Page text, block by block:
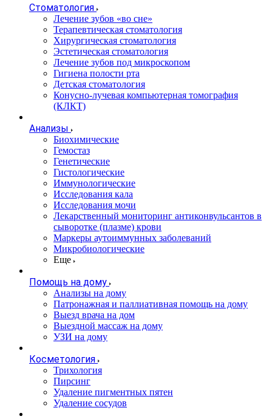
Стоматология
Лечение зубов «во сне»
Терапевтическая стоматология
Хирургическая стоматология
Эстетическая стоматология
Лечение зубов под микроскопом
Гигиена полости рта
Детская стоматология
Конусно-лучевая компьютерная томография
(КЛКТ)
Анализы
Биохимические
Гемостаз
Генетические
Гистологические
Иммунологические
Исследования кала
Исследования мочи
Лекарственный мониторинг антиконвульсантов в
сыворотке (плазме) крови
Маркеры аутоиммунных заболеваний
Микробиологические
Еще
Помощь на дому
Анализы на дому
Патронажная и паллиативная помощь на дому
Выезд врача на дом
Выездной массаж на дому
УЗИ на дому
Косметология
Трихология
Пирсинг
Удаление пигментных пятен
Удаление сосудов